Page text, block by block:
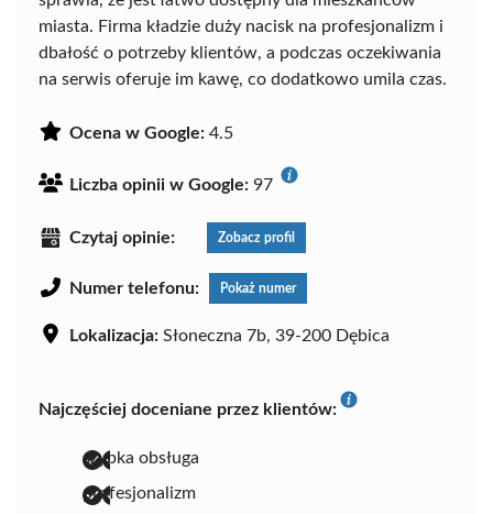
miasta. Firma kładzie duży nacisk na profesjonalizm i
dbałość o potrzeby klientów, a podczas oczekiwania
na serwis oferuje im kawę, co dodatkowo umila czas.
Ocena w Google: 4.5
Liczba opinii w Google: 97
Czytaj opinie: Zobacz profil
Numer telefonu: Pokaż numer
Lokalizacja: Słoneczna 7b, 39-200 Dębica
Najczęściej doceniane przez klientów:
szybka obsługa
profesjonalizm